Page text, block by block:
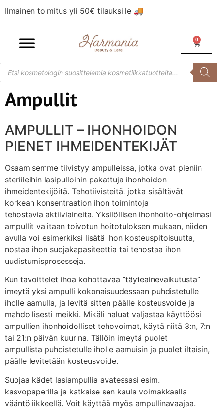
Ilmainen toimitus yli 50€ tilauksille 🚚
0
Ampullit
AMPULLIT – IHONHOIDON
PIENET IHMEIDENTEKIJÄT
Osaamisemme tiivistyy ampulleissa, jotka ovat pieniin
steriileihin lasipulloihin pakattuja ihonhoidon
ihmeidentekijöitä. Tehotiivisteitä, jotka sisältävät
korkean konsentraation ihon toimintoja
tehostavia aktiiviaineita. Yksilöllisen ihonhoito-ohjelmasi
ampullit valitaan toivotun hoitotuloksen mukaan, niiden
avulla voi esimerkiksi lisätä ihon kosteuspitoisuutta,
nostaa ihon suojakapasiteettia tai tehostaa ihon
uudistumisprosesseja.
Kun tavoittelet ihoa kohottavaa ”täyteainevaikutusta”
imeytä yksi ampulli kokonaisuudessaan puhdistetulle
iholle aamulla, ja levitä sitten päälle kosteusvoide ja
mahdollisesti meikki. Mikäli haluat valjastaa käyttöösi
ampullien ihonhoidolliset tehovoimat, käytä niitä 3:n, 7:n
tai 21:n päivän kuurina. Tällöin imeytä puolet
ampullista puhdistetulle iholle aamuisin ja puolet iltaisin,
päälle levitetään kosteusvoide.
Suojaa kädet lasiampullia avatessasi esim.
kasvopaperilla ja katkaise sen kaula voimakkaalla
vääntöliikkeellä. Voit käyttää myös ampullinavaajaa.